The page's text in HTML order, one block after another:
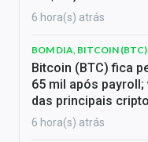
6 hora(s) atrás
BOM DIA, BITCOIN (BTC)
Bitcoin (BTC) fica
65 mil após
das principais
6 hora(s) atrás